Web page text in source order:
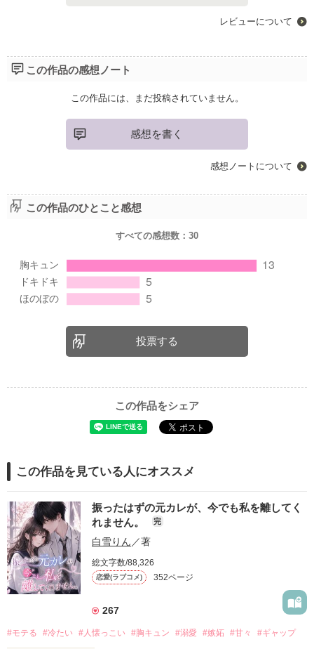
レビューについて
この作品の感想ノート
この作品には、まだ投稿されていません。
感想を書く
感想ノートについて
この作品のひとこと感想
すべての感想数： 30
投票する
この作品をシェア
この作品を見ている人にオススメ
振ったはずの元カレが、今でも私を離してく
れません。
完
白雪りん ／著
総文字数/88,326
恋愛(ラブコメ) 352ページ
267
#モテる #冷たい #人懐っこい #胸キュン #溺愛 #嫉妬 #甘々 #ギャップ